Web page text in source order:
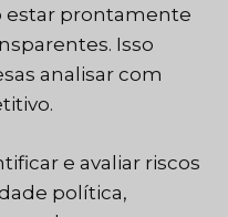
estar prontamente
Isso
analisar com
e avaliar riscos
política,